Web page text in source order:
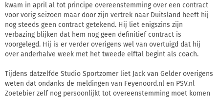
kwam in april al tot principe overeenstemming over een contract
voor vorig seizoen maar door zijn vertrek naar Duitsland heeft hij
nog steeds geen contract getekend. Hij liet enigszins zijn
verbazing blijken dat hem nog geen definitief contract is
voorgelegd. Hij is er verder overigens wel van overtuigd dat hij
over anderhalve week met het tweede elftal begint als coach.
Tijdens datzelfde Studio Sportzomer liet Jack van Gelder overigens
weten dat ondanks de meldingen van Feyenoord.nl en PSV.nl
Zoetebier zelf nog persoonlijkt tot overeenstemming moet komen